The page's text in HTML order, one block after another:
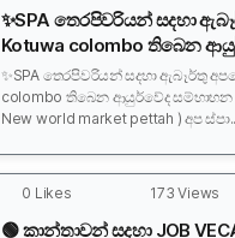
✨SPA තෙරපිවරියන් සදහා
Kotuwa colombo තිබෙන
මධ්‍යස්ථානය සඳහා.
✨SPA තෙරපිවරියන් සදහා ඇබෑර්තු
colombo තිබෙන ආයුර්වේද සම්භාහන
New world market pettah ) අප
0 Likes 173 Views
🟢 කාන්තාවන් සදහා JOB